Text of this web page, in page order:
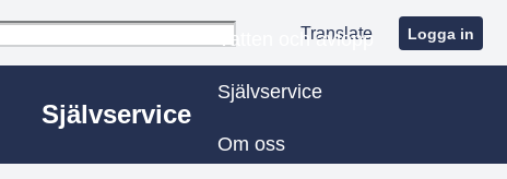
Translate Logga in
Självservice
Vatten och avlopp
Självservice
Om oss